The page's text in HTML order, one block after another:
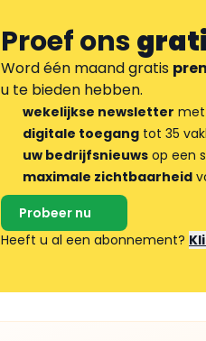
Proef ons
Word één maand gratis
u te bieden hebben.
wekelijkse newsletter met
digitale toegang tot 35
uw bedrijfsnieuws op een
maximale zichtbaarheid
Probeer nu
Heeft u al een abonnement?